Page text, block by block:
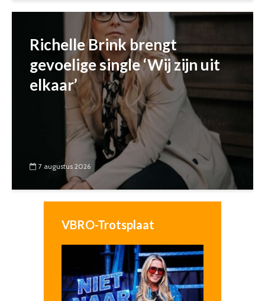
Richelle Brink brengt
gevoelige single ‘Wij zijn uit
elkaar’
7 augustus 2026
VBRO-Trotsplaat